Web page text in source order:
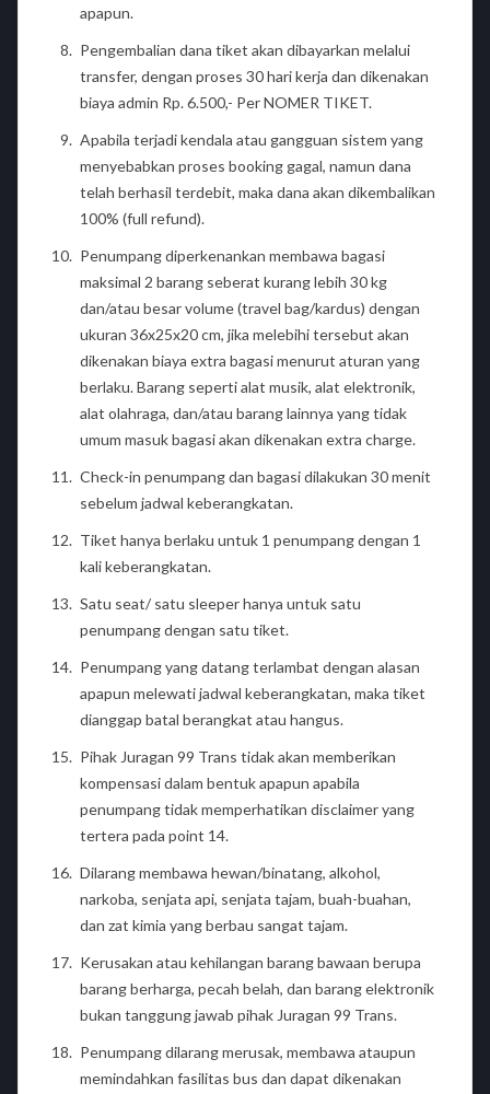
apapun.
Pengembalian dana tiket akan dibayarkan melalui
transfer, dengan proses 30 hari kerja dan dikenakan
biaya admin Rp. 6.500,- Per NOMER TIKET.
Apabila terjadi kendala atau gangguan sistem yang
menyebabkan proses booking gagal, namun dana
telah berhasil terdebit, maka dana akan dikembalikan
100% (full refund).
Penumpang diperkenankan membawa bagasi
maksimal 2 barang seberat kurang lebih 30 kg
dan/atau besar volume (travel bag/kardus) dengan
ukuran 36x25x20 cm, jika melebihi tersebut akan
dikenakan biaya extra bagasi menurut aturan yang
berlaku. Barang seperti alat musik, alat elektronik,
alat olahraga, dan/atau barang lainnya yang tidak
umum masuk bagasi akan dikenakan extra charge.
Check-in penumpang dan bagasi dilakukan 30 menit
sebelum jadwal keberangkatan.
Tiket hanya berlaku untuk 1 penumpang dengan 1
kali keberangkatan.
Satu seat/ satu sleeper hanya untuk satu
penumpang dengan satu tiket.
Penumpang yang datang terlambat dengan alasan
apapun melewati jadwal keberangkatan, maka tiket
dianggap batal berangkat atau hangus.
Pihak Juragan 99 Trans tidak akan memberikan
kompensasi dalam bentuk apapun apabila
penumpang tidak memperhatikan disclaimer yang
tertera pada point 14.
Dilarang membawa hewan/binatang, alkohol,
narkoba, senjata api, senjata tajam, buah-buahan,
dan zat kimia yang berbau sangat tajam.
Kerusakan atau kehilangan barang bawaan berupa
barang berharga, pecah belah, dan barang elektronik
bukan tanggung jawab pihak Juragan 99 Trans.
Penumpang dilarang merusak, membawa ataupun
memindahkan fasilitas bus dan dapat dikenakan